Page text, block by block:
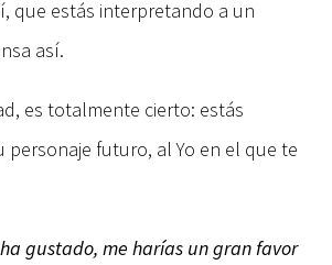
que estás interpretando a un
así.
es totalmente cierto: estás
futuro, al Yo en el que te
gustado, me harías un gran favor